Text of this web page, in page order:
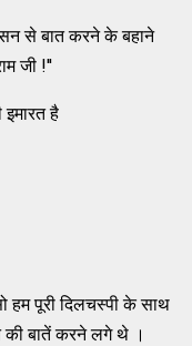
से बात करने के बहाने
जी !''
इमारत है
हम पूरी दिलचस्पी के साथ
की बातें करने लगे थे ।